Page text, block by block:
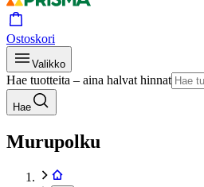
Ostoskori
Valikko
Hae tuotteita – aina halvat hinnat
Hae
Murupolku